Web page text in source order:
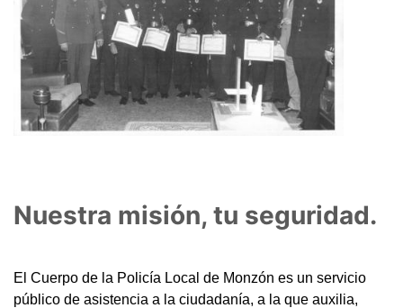
Nuestra misión, tu seguridad.
El Cuerpo de la Policía Local de Monzón es un servicio
público de asistencia a la ciudadanía, a la que auxilia,